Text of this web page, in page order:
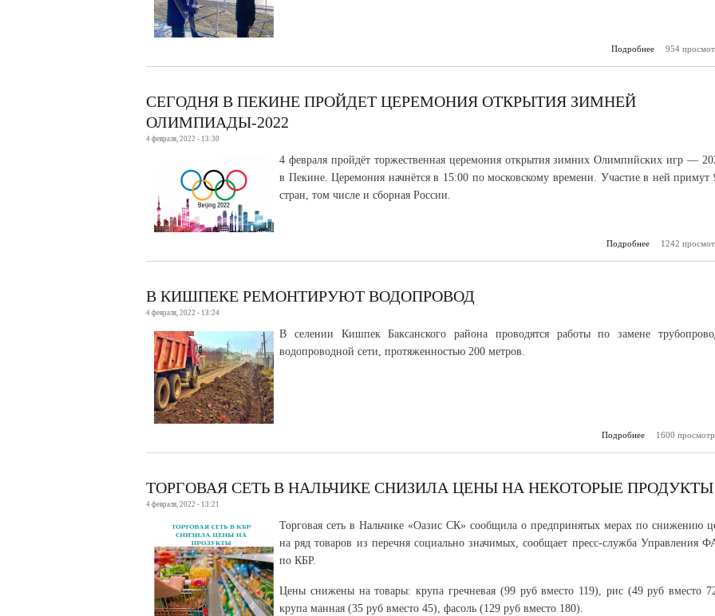
Подробнее
о
954
СЕГОДНЯ В ПЕКИНЕ ПРОЙДЕТ ЦЕРЕМОНИЯ ОТКРЫТИЯ ЗИМНЕЙ
ОЛИМПИАДЫ-2022
4 февраля, 2022 - 13:30
4 февраля пройдёт торжественная церемония открытия зимних Олимпийских игр —
в Пекине. Церемония начнётся в 15:00 по московскому времени. Участие в ней примут
стран, том числе и сборная России.
Подробнее
о Сегодня в
1242
В КИШПЕКЕ РЕМОНТИРУЮТ ВОДОПРОВОД
4 февраля, 2022 - 13:24
В селении Кишпек Баксанского района проводятся работы по замене
водопроводной сети, протяженностью 200 метров.
Подробнее
о В
1600
ТОРГОВАЯ СЕТЬ В НАЛЬЧИКЕ СНИЗИЛА ЦЕНЫ НА НЕКОТОРЫЕ ПРОДУКТЫ
4 февраля, 2022 - 13:21
Торговая сеть в Нальчике «Оазис СК» сообщила о предпринятых мерах по снижению
на ряд товаров из перечня социально значимых, сообщает пресс-служба Управления
по КБР.
Цены снижены на товары: крупа гречневая (99 руб вместо 119), рис (49 руб вместо
крупа манная (35 руб вместо 45), фасоль (129 руб вместо 180).